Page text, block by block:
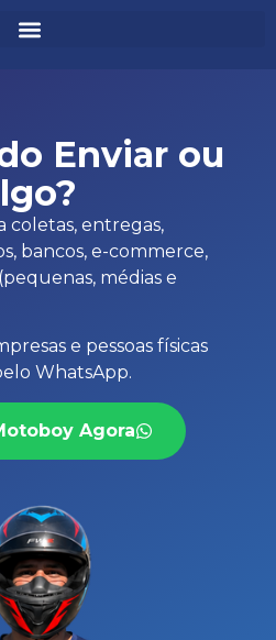
Enviar ou
coletas, entregas,
bancos, e-commerce,
médias e
e pessoas físicas
WhatsApp.
Agora